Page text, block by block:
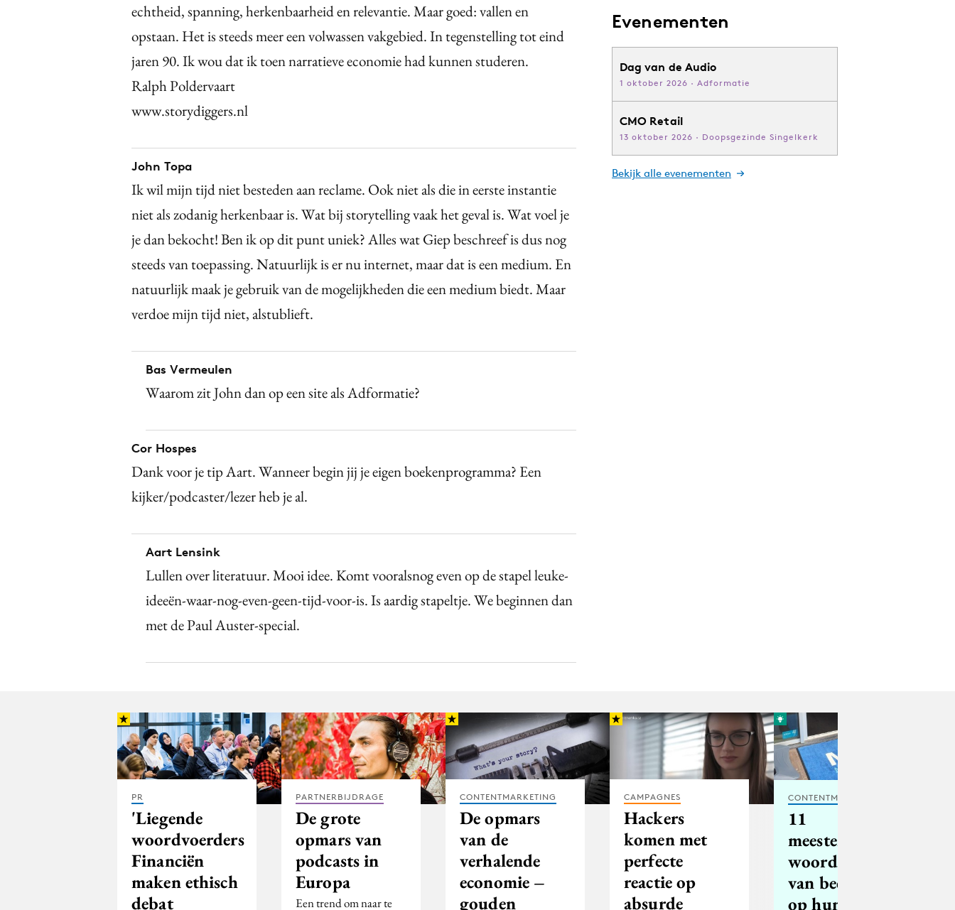
echtheid, spanning, herkenbaarheid en relevantie. Maar goed: vallen en
opstaan. Het is steeds meer een volwassen vakgebied. In tegenstelling tot eind
jaren 90. Ik wou dat ik toen narratieve economie had kunnen studeren.
Ralph Poldervaart
www.storydiggers.nl
John Topa
Ik wil mijn tijd niet besteden aan reclame. Ook niet als die in eerste instantie
niet als zodanig herkenbaar is. Wat bij storytelling vaak het geval is. Wat voel je
je dan bekocht! Ben ik op dit punt uniek? Alles wat Giep beschreef is dus nog
steeds van toepassing. Natuurlijk is er nu internet, maar dat is een medium. En
natuurlijk maak je gebruik van de mogelijkheden die een medium biedt. Maar
verdoe mijn tijd niet, alstublieft.
Bas Vermeulen
Waarom zit John dan op een site als Adformatie?
Cor Hospes
Dank voor je tip Aart. Wanneer begin jij je eigen boekenprogramma? Een
kijker/podcaster/lezer heb je al.
Aart Lensink
Lullen over literatuur. Mooi idee. Komt vooralsnog even op de stapel leuke-
ideeën-waar-nog-even-geen-tijd-voor-is. Is aardig stapeltje. We beginnen dan
met de Paul Auster-special.
Evenementen
Dag van de Audio
1 oktober 2026 · Adformatie
CMO Retail
13 oktober 2026 · Doopsgezinde Singelkerk
Bekijk alle evenementen
PR
'Liegende
woordvoerders
Financiën
maken ethisch
debat
PARTNERBIJDRAGE
De grote
opmars van
podcasts in
Europa
Een trend om naar te
CONTENTMARKETING
De opmars
van de
verhalende
economie –
gouden
CAMPAGNES
Hackers
komen met
perfecte
reactie op
absurde
CONTENTMARKETING
11
meesterlijke
woordspelingen
van bedrijven
op hun social